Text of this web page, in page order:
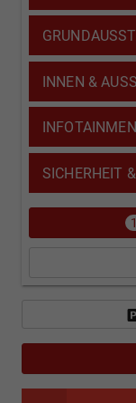
INNEN &
SICHERHEIT